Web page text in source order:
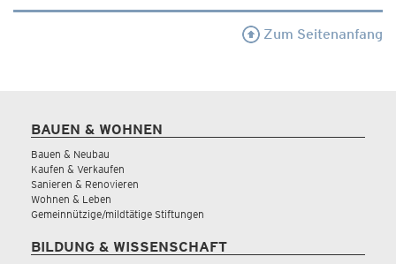
Zum Seitenanfang
BAUEN & WOHNEN
Bauen & Neubau
Kaufen & Verkaufen
Sanieren & Renovieren
Wohnen & Leben
Gemeinnützige/mildtätige Stiftungen
BILDUNG & WISSENSCHAFT